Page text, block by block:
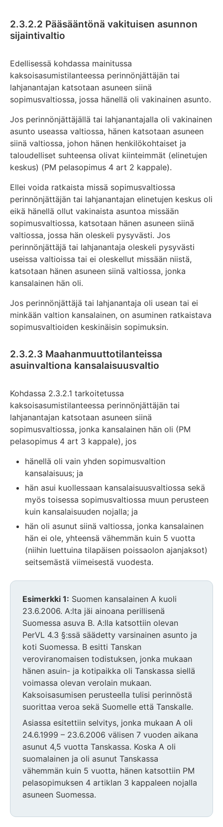
2.3.2.2 Pääsääntönä vakituisen asunnon
sijaintivaltio
Edellisessä kohdassa mainitussa
kaksoisasumistilanteessa perinnönjättäjän tai
lahjanantajan katsotaan asuneen siinä
sopimusvaltiossa, jossa hänellä oli vakinainen asunto.
Jos perinnönjättäjällä tai lahjanantajalla oli vakinainen
asunto useassa valtiossa, hänen katsotaan asuneen
siinä valtiossa, johon hänen henkilökohtaiset ja
taloudelliset suhteensa olivat kiinteimmät (elinetujen
keskus) (PM pelasopimus 4 art 2 kappale).
Ellei voida ratkaista missä sopimusvaltiossa
perinnönjättäjän tai lahjanantajan elinetujen keskus oli
eikä hänellä ollut vakinaista asuntoa missään
sopimusvaltiossa, katsotaan hänen asuneen siinä
valtiossa, jossa hän oleskeli pysyvästi. Jos
perinnönjättäjä tai lahjanantaja oleskeli pysyvästi
useissa valtioissa tai ei oleskellut missään niistä,
katsotaan hänen asuneen siinä valtiossa, jonka
kansalainen hän oli.
Jos perinnönjättäjä tai lahjanantaja oli usean tai ei
minkään valtion kansalainen, on asuminen ratkaistava
sopimusvaltioiden keskinäisin sopimuksin.
2.3.2.3 Maahanmuuttotilanteissa
asuinvaltiona kansalaisuusvaltio
Kohdassa 2.3.2.1 tarkoitetussa
kaksoisasumistilanteessa perinnönjättäjän tai
lahjanantajan katsotaan asuneen siinä
sopimusvaltiossa, jonka kansalainen hän oli (PM
pelasopimus 4 art 3 kappale), jos
hänellä oli vain yhden sopimusvaltion
kansalaisuus; ja
hän asui kuollessaan kansalaisuusvaltiossa sekä
myös toisessa sopimusvaltiossa muun perusteen
kuin kansalaisuuden nojalla; ja
hän oli asunut siinä valtiossa, jonka kansalainen
hän ei ole, yhteensä vähemmän kuin 5 vuotta
(niihin luettuina tilapäisen poissaolon ajanjaksot)
seitsemästä viimeisestä vuodesta.
Esimerkki 1: Suomen kansalainen A kuoli
23.6.2006. A:lta jäi ainoana perillisenä
Suomessa asuva B. A:lla katsottiin olevan
PerVL 4.3 §:ssä säädetty varsinainen asunto ja
koti Suomessa. B esitti Tanskan
veroviranomaisen todistuksen, jonka mukaan
hänen asuin- ja kotipaikka oli Tanskassa siellä
voimassa olevan verolain mukaan.
Kaksoisasumisen perusteella tulisi perinnöstä
suorittaa veroa sekä Suomelle että Tanskalle.
Asiassa esitettiin selvitys, jonka mukaan A oli
24.6.1999 – 23.6.2006 välisen 7 vuoden aikana
asunut 4,5 vuotta Tanskassa. Koska A oli
suomalainen ja oli asunut Tanskassa
vähemmän kuin 5 vuotta, hänen katsottiin PM
pelasopimuksen 4 artiklan 3 kappaleen nojalla
asuneen Suomessa.